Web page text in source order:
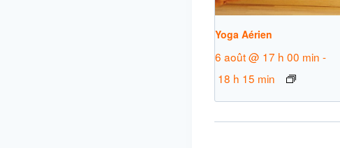
Yoga Aérien
6 août @ 17 h 00 min -
18 h 15 min